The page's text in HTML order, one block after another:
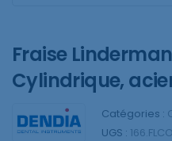
Fraise
Cylindrique,
Catégories :
UGS :